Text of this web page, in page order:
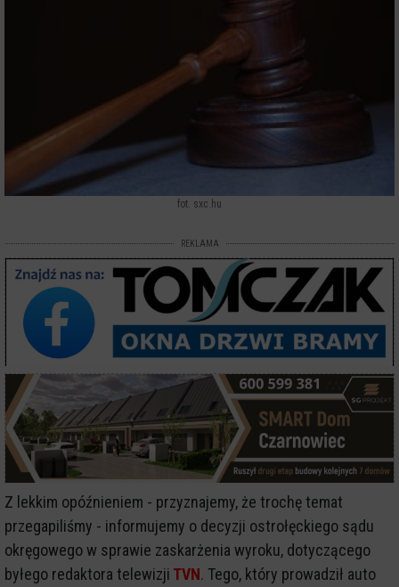
fot. sxc.hu
REKLAMA
Z lekkim opóźnieniem - przyznajemy, że trochę temat
przegapiliśmy - informujemy o decyzji ostrołęckiego sądu
okręgowego w sprawie zaskarżenia wyroku, dotyczącego
byłego redaktora telewizji TVN. Tego, który prowadził auto